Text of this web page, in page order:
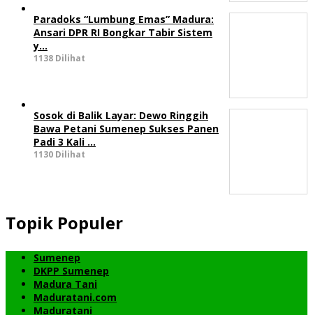
Paradoks “Lumbung Emas” Madura:
Ansari DPR RI Bongkar Tabir Sistem
y…
1138 Dilihat
Sosok di Balik Layar: Dewo Ringgih
Bawa Petani Sumenep Sukses Panen
Padi 3 Kali …
1130 Dilihat
Topik Populer
Sumenep
DKPP Sumenep
Madura Tani
Maduratani.com
Maduratani